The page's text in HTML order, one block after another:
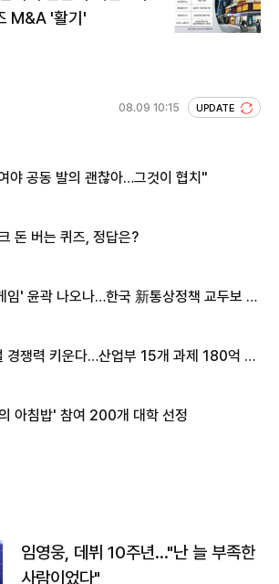
M&A '활기'
08.09 10:15 UPDATE
야 공동 발의 괜찮아…그것이 협치"
돈 버는 퀴즈, 정답은?
임' 윤곽 나오나…한국 新통상정책 교두보 활
경쟁력 키운다…산업부 15개 과제 180억 지
아침밥' 참여 200개 대학 선정
임영웅, 데뷔 10주년…"난 늘 부족한
사람이었다"